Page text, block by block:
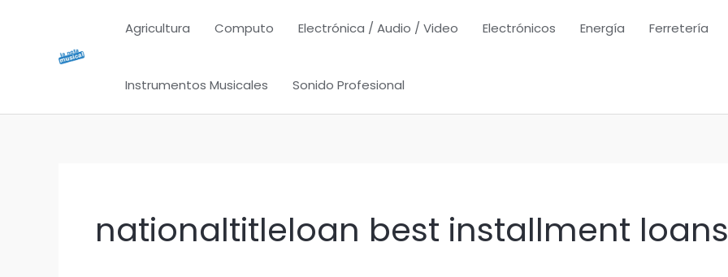
contenido
Agricultura Computo Electrónica / Audio / Video Electrónicos Energía Ferretería
Instrumentos Musicales Sonido Profesional
nationaltitleloan best installment loans